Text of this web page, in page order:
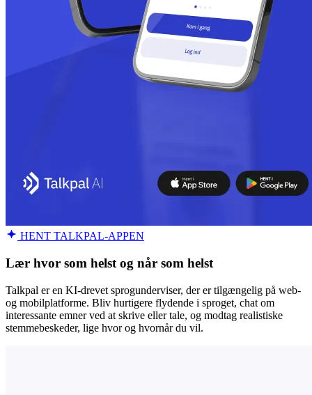
HENT TALKPAL-APPEN
Lær hvor som helst og når som helst
Talkpal er en KI-drevet sprogunderviser, der er tilgængelig på web-
og mobilplatforme. Bliv hurtigere flydende i sproget, chat om
interessante emner ved at skrive eller tale, og modtag realistiske
stemmebeskeder, lige hvor og hvornår du vil.